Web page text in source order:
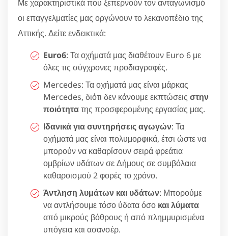
Με χαρακτηριστικά που ξεπερνούν τον ανταγωνισμό
οι επαγγελματίες μας οργώνουν το λεκανοπέδιο της
Αττικής. Δείτε ενδεικτικά:
Euro6: Τα οχήματά μας διαθέτουν Euro 6 με
όλες τις σύγχρονες προδιαγραφές.
Mercedes: Τα οχήματά μας είναι μάρκας
Mercedes, διότι δεν κάνουμε εκπτώσεις στην
ποιότητατης προσφερομένης εργασίας μας.
Ιδανικά για συντηρήσεις αγωγών: Τα
οχήματά μας είναι πολυμορφικά, έτσι ώστε να
μπορούν να καθαρίσουν σειρά φρεάτια
ομβρίων υδάτων σε Δήμους σε συμβόλαια
καθαροισμού 2 φορές το χρόνο.
Άντληση λυμάτων και υδάτων: Μπορούμε
να αντλήσουμε τόσο ύδατα όσο και λύματα
από μικρούς βόθρους ή από πλημμυρισμένα
υπόγεια και ασανσέρ.